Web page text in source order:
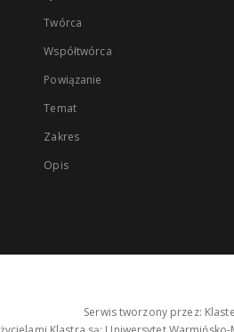
Twórca
Współtwórca
Powiązanie
Temat
Zakres
Opis
Serwis tworzony przez: